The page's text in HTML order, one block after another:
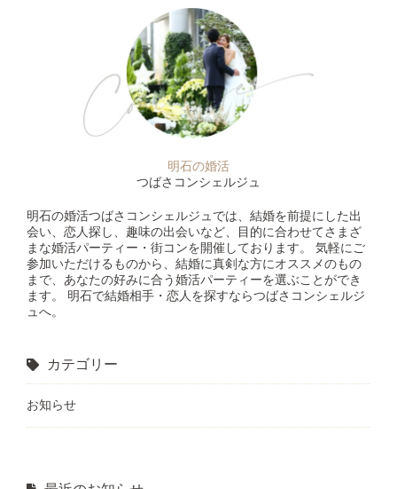
明石の婚活
つばさコンシェルジュ
明石の婚活つばさコンシェルジュでは、結婚を前提にした出
会い、恋人探し、趣味の出会いなど、目的に合わせてさまざ
まな婚活パーティー・街コンを開催しております。 気軽にご
参加いただけるものから、結婚に真剣な方にオススメのもの
まで、あなたの好みに合う婚活パーティーを選ぶことができ
ます。 明石で結婚相手・恋人を探すならつばさコンシェルジ
ュへ。
カテゴリー
お知らせ